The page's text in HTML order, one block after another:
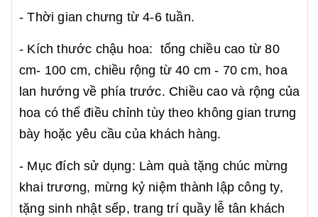
- Thời gian chưng từ 4-6 tuần.
- Kích thước chậu hoa: tổng chiều cao từ 80
cm- 100 cm, chiều rộng từ 40 cm - 70 cm, hoa
lan hướng về phía trước. Chiều cao và rộng của
hoa có thể điều chỉnh tùy theo không gian trưng
bày hoặc yêu cầu của khách hàng.
- Mục đích sử dụng: Làm quà tặng chúc mừng
khai trương, mừng kỷ niệm thành lập công ty,
tặng sinh nhật sếp, trang trí quầy lễ tân khách